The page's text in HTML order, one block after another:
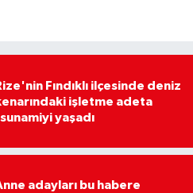
Fındıklı ilçesinde deniz
işletme adeta
yaşadı
adayları bu habere